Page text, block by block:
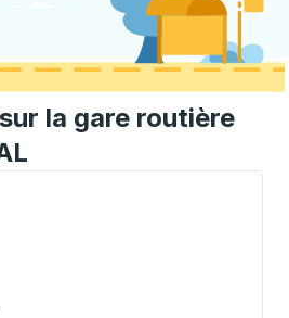
la gare routière
les touches fléchées ou la